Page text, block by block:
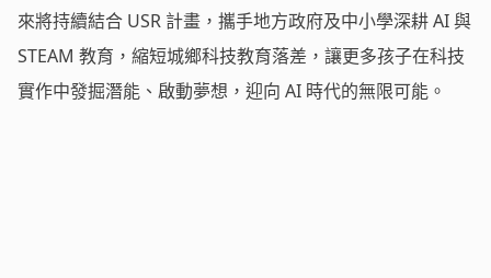
來將持續結合 USR 計畫，攜手地方政府及中小學深耕 AI 與
STEAM 教育，縮短城鄉科技教育落差，讓更多孩子在科技
實作中發掘潛能、啟動夢想，迎向 AI 時代的無限可能。